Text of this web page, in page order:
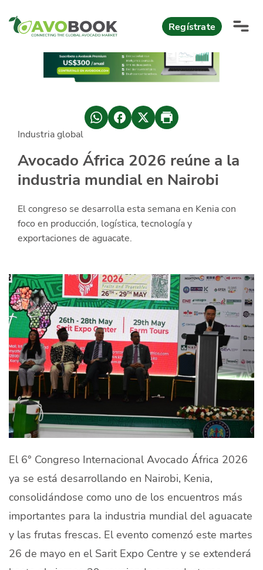
Regístrate
AvoReports
AvoComments
AvoMagazine
AvoEvents
Iniciar Sesión
Quiénes Somos
Productores
Mercados
Contacto
modo claro Español
Industria global
Avocado África 2026 reúne a la
industria mundial en Nairobi
El congreso se desarrolla esta semana en Kenia con
foco en producción, logística, tecnología y
exportaciones de aguacate.
El 6° Congreso Internacional Avocado África 2026
ya se está desarrollando en Nairobi, Kenia,
consolidándose como uno de los encuentros más
importantes para la industria mundial del aguacate
y las frutas frescas. El evento comenzó este martes
26 de mayo en el Sarit Expo Centre y se extenderá